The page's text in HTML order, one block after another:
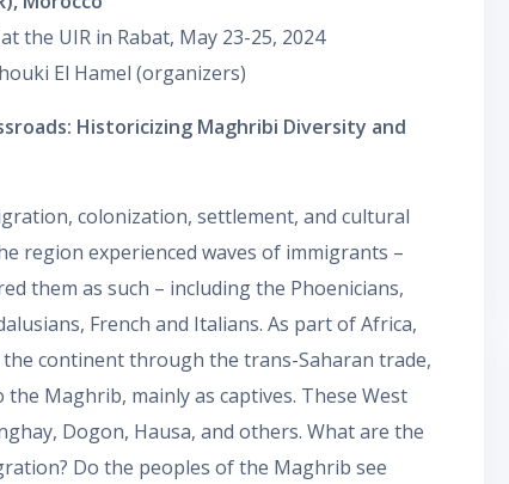
the UIR in Rabat, May 23-25, 2024
El Hamel (organizers)
Historicizing Maghribi Diversity and
colonization, settlement, and cultural
region experienced waves of immigrants –
them as such – including the Phoenicians,
French and Italians. As part of Africa,
continent through the trans-Saharan trade,
Maghrib, mainly as captives. These West
Dogon, Hausa, and others. What are the
Do the peoples of the Maghrib see